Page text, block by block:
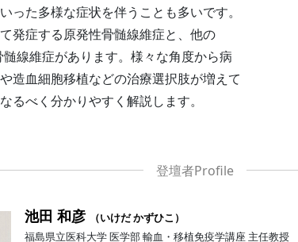
った多様な症状を伴うことも多いです。
発症する原発性骨髄線維症と、他の
線維症があります。様々な角度から病
造血細胞移植などの治療選択肢が増えて
るべく分かりやすく解説します。
池田 和彦
（いけだ かずひこ）
福島県立医科大学 医学部 輸血・移植免疫学講座 主任教授